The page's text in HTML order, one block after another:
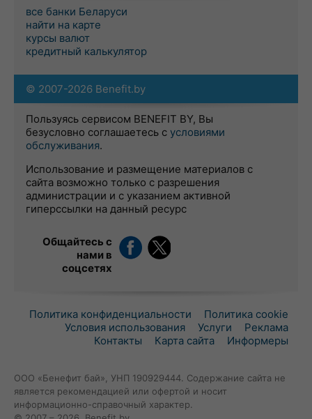
все банки Беларуси
найти на карте
курсы валют
кредитный калькулятор
© 2007-2026 Benefit.by
Пользуясь сервисом BENEFIT BY, Вы
безусловно соглашаетесь с условиями
обслуживания.
Использование и размещение материалов с
сайта возможно только с разрешения
администрации и с указанием активной
гиперссылки на данный ресурс
Общайтесь с
нами в
соцсетях
Политика конфиденциальности
Политика cookie
Условия использования
Услуги
Реклама
Контакты
Карта сайта Информеры
ООО «Бенефит бай», УНП 190929444. Содержание сайта не
является рекомендацией или офертой и носит
информационно-справочный характер.